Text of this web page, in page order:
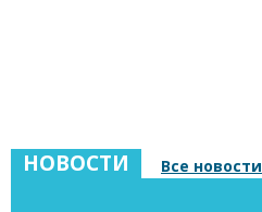
НОВОСТИ Все новости